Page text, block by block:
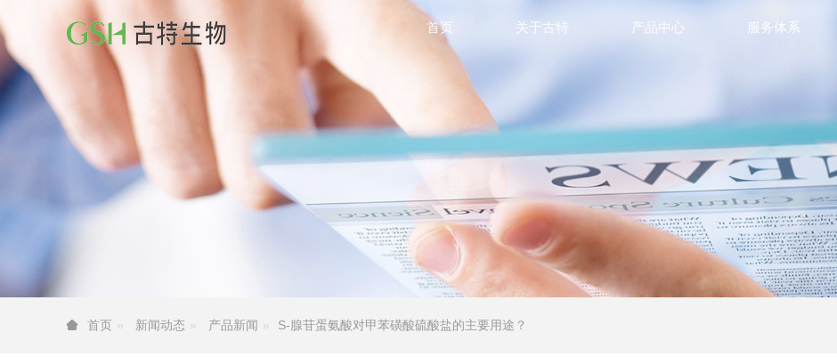
首页 关于古特 产品中心 服务体系
首页 新闻动态 产品新闻 S-腺苷蛋氨酸对甲苯磺酸硫酸盐的主要用途？